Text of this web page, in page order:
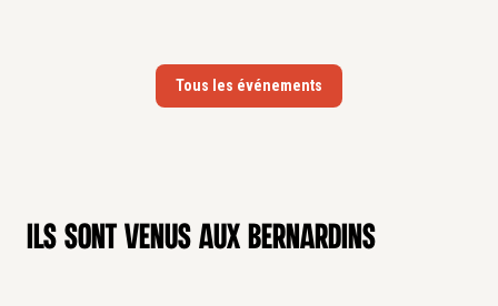
Tous les événements
Ils sont venus aux Bernardins